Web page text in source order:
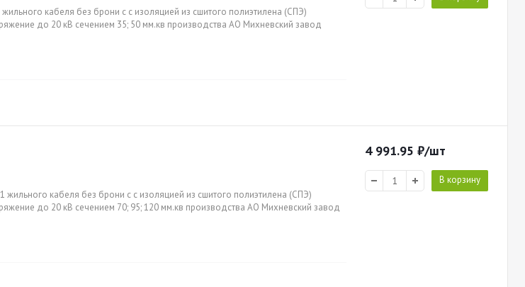
кабеля без брони с с изоляцией из сшитого полиэтилена (СПЭ)
до 20 кВ сечением 35; 50 мм.кв производства АО Михневский завод
кабеля без брони с с изоляцией из сшитого полиэтилена (СПЭ)
до 20 кВ сечением 70; 95; 120 мм.кв производства АО Михневский завод
4 991.95 ₽/шт
В корзину